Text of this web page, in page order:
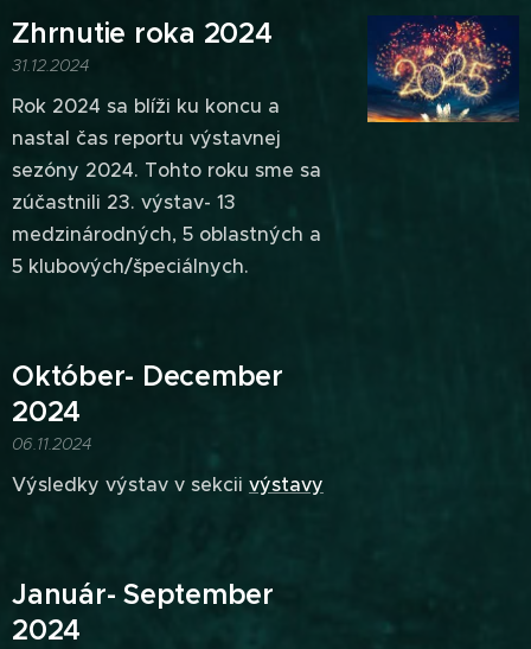
Zhrnutie roka 2024
31.12.2024
Rok 2024 sa blíži ku koncu a
nastal čas reportu výstavnej
sezóny 2024. Tohto roku sme sa
zúčastnili 23. výstav- 13
medzinárodných, 5 oblastných a
5 klubových/špeciálnych.
Október- December
2024
06.11.2024
Výsledky výstav v sekcii výstavy
Január- September
2024